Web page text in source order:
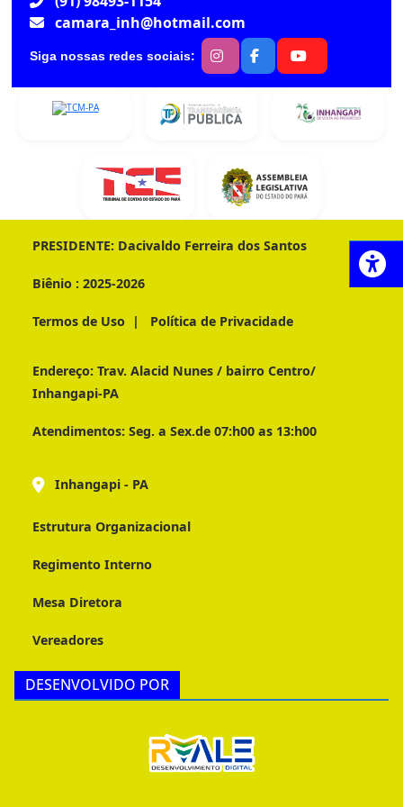
camara_inh@hotmail.com
Siga nossas redes sociais:
PRESIDENTE: Dacivaldo Ferreira dos Santos
Biênio : 2025-2026
Termos de Uso | Política de Privacidade
Endereço: Trav. Alacid Nunes / bairro Centro/
Inhangapi-PA
Atendimentos: Seg. a Sex.de 07:h00 as 13:h00
Inhangapi - PA
Estrutura Organizacional
Regimento Interno
Mesa Diretora
Vereadores
DESENVOLVIDO POR